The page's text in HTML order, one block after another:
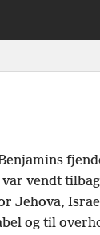
vendt
Jehova,
og til